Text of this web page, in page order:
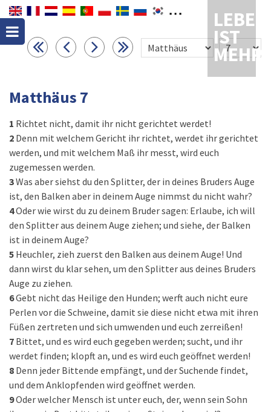
LEBEN
IST
MEHR
Matthäus 7
1 Richtet nicht, damit ihr nicht gerichtet werdet!
2 Denn mit welchem Gericht ihr richtet, werdet ihr gerichtet
werden, und mit welchem Maß ihr messt, wird euch
zugemessen werden.
3Was aber siehst du den Splitter, der in deines Bruders Auge
ist, den Balken aber in deinem Auge nimmst du nicht wahr?
4Oder wie wirst du zu deinem Bruder sagen: Erlaube, ich will
den Splitter aus deinem Auge ziehen; und siehe, der Balken
ist in deinem Auge?
5 Heuchler, zieh zuerst den Balken aus deinem Auge! Und
dann wirst du klar sehen, um den Splitter aus deines Bruders
Auge zu ziehen.
6Gebt nicht das Heilige den Hunden; werft auch nicht eure
Perlen vor die Schweine, damit sie diese nicht etwa mit ihren
Füßen zertreten und sich umwenden und euch zerreißen!
7 Bittet, und es wird euch gegeben werden; sucht, und ihr
werdet finden; klopft an, und es wird euch geöffnet werden!
8 Denn jeder Bittende empfängt, und der Suchende findet,
und dem Anklopfenden wird geöffnet werden.
9Oder welcher Mensch ist unter euch, der, wenn sein Sohn